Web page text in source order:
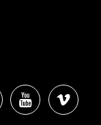
en Instagram
La EHU en
La